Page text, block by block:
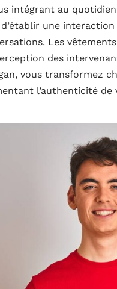
intégrant au
une
Les
des
vous transformez
l’authenticité de